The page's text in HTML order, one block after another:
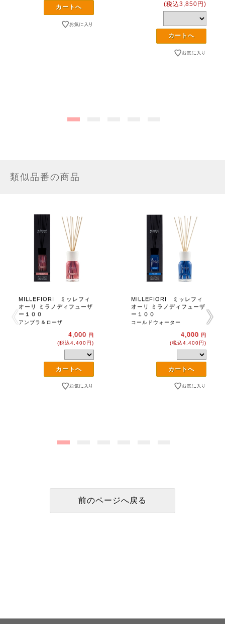
(税込3,850円)
類似品番の商品
MILLEFIORI ミッレフィ
オーリ ミラノディフューザ
ー１００
アンブラ＆ローザ
4,000 円
(税込4,400円)
MILLEFIORI ミッレフィ
オーリ ミラノディフューザ
ー１００
コールドウォーター
4,000 円
(税込4,400円)